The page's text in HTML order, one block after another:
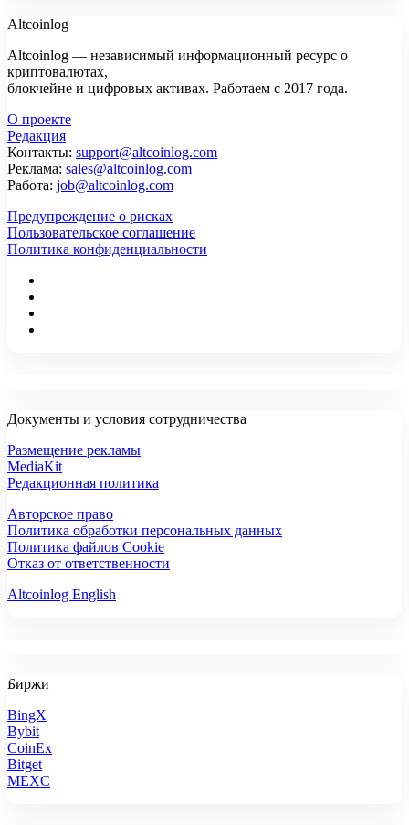
Altcoinlog
Altcoinlog — независимый информационный ресурс о
криптовалютах,
блокчейне и цифровых активах. Работаем с 2017 года.
О проекте
Редакция
Контакты: support@altcoinlog.com
Реклама: sales@altcoinlog.com
Работа: job@altcoinlog.com
Предупреждение о рисках
Пользовательское соглашение
Политика конфиденциальности
Документы и условия сотрудничества
Размещение рекламы
MediaKit
Редакционная политика
Авторское право
Политика обработки персональных данных
Политика файлов Cookie
Отказ от ответственности
Altcoinlog English
Биржи
BingX
Bybit
CoinEx
Bitget
MEXC